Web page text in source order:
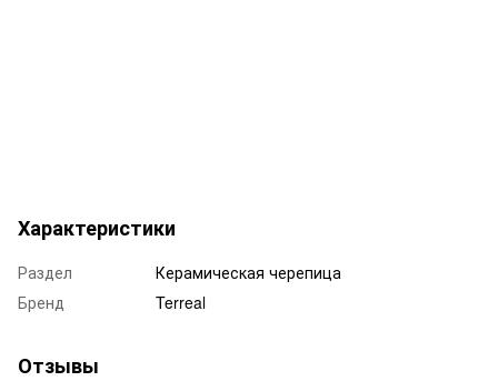
Характеристики
Раздел
Керамическая черепица
Бренд
Terreal
Отзывы